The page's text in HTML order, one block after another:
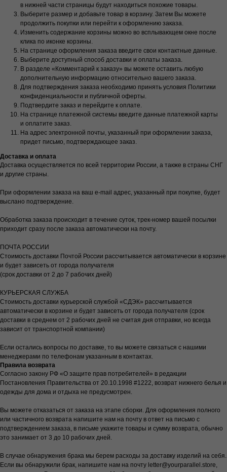
в нижней части страницы будут находиться похожие товары.
Выберите размер и добавьте товар в корзину. Затем Вы можете
продолжить покупки или перейти к оформлению заказа.
Изменить содержание корзины можно во всплывающем окне после
клика по иконке корзины.
На странице оформления заказа введите свои контактные данные.
Выберите доступный способ доставки и оплаты заказа.
В разделе «Комментарий к заказу» вы можете оставить любую
дополнительную информацию относительно вашего заказа.
Для подтверждения заказа необходимо принять условия Политики
конфиденциальности и публичной оферты.
Подтвердите заказ и перейдите к оплате.
На странице платежной системы введите данные платежной карты
и оплатите заказ.
На адрес электронной почты, указанный при оформлении заказа,
придет письмо, подтверждающее заказ.
Доставка и оплата
Доставка осуществляется по всей территории России, а также в страны СНГ
и другие страны.
При оформлении заказа на ваш e-mail адрес, указанный при покупке, будет
выслано подтверждение.
Обработка заказа происходит в течение суток, трек-номер вашей посылки
приходит сразу после заказа автоматически на почту.
ПОЧТА РОССИИ
Стоимость доставки Почтой России рассчитывается автоматически в корзине
и будет зависеть от города получателя
(срок доставки от 2 до 7 рабочих дней)
КУРЬЕРСКАЯ СЛУЖБА
Стоимость доставки курьерской службой «СДЭК» рассчитывается
автоматически в корзине и будет зависеть от города получателя (срок
доставки в среднем от 2 рабочих дней не считая дня отправки, но всегда
зависит от транспортной компании)
Если остались вопросы по доставке, то вы можете связаться с нашими
менеджерами по телефонам указанным в контактах.
Правила возврата
Согласно закону РФ «О защите прав потребителей» в редакции
Постановления Правительства от 20.10.1998 #1222, возврат нижнего белья и
одежды для дома и отдыха не предусмотрен.
Вы можете отказаться от заказа на этапе сборки. Для оформления полного
или частичного возврата напишите нам на почту в ответ на письмо с
подтверждением заказа, в письме укажите товары и сумму возврата, обычно
это занимает от 3 до 10 рабочих дней.
В случае обнаружения брака мы берем расходы за доставку изделий на себя.
Если вы обнаружили брак, напишите нам на почту letter@yourparallel.store,